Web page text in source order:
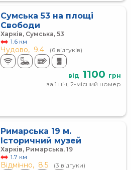
Сумська 53 на площі
Свободи
Харків, Сумська, 53
1.6 км
Чудово, 9.4 (6 відгуків)
від 1100 грн
за 1 ніч, 2-місний номер
Римарська 19 м.
Історичний музей
Харків, Римарська, 19
1.7 км
Відмінно, 8.5 (3 відгуки)